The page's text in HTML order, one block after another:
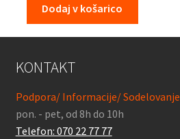
Dodaj v košarico
KONTAKT
Podpora/ Informacije/ Sodelovanje
pon. - pet, od 8h do 10h
Telefon: 070 22 77 77